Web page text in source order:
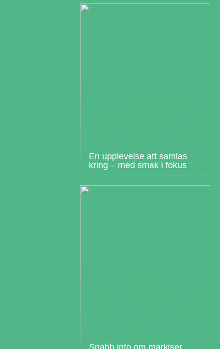
En upplevelse att samlas
kring – med smak i fokus